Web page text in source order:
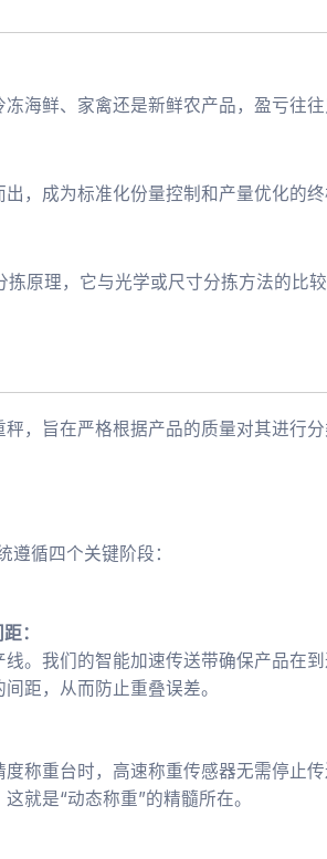
海鲜、家禽还是新鲜农产品，盈亏往
，成为标准化份量控制和产量优化的终
原理，它与光学或尺寸分拣方法的比
，旨在严格根据产品的质量对其进行
循四个关键阶段：
：
线。我们的智能加速传送带确保产品在到
距，从而防止重叠误差。
度称重台时，高速称重传感器无需停止
就是“动态称重”的精髓所在。